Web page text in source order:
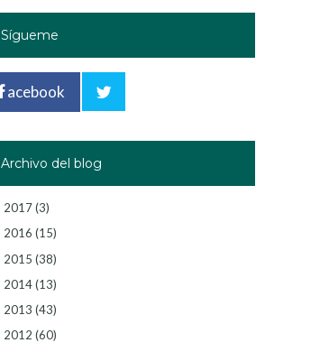
Sígueme
acebook
Archivo del blog
2017(3)
2016 (15)
2015 (38)
2014(13)
2013 (43)
2012 (60)